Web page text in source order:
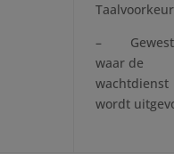
– Gewest
waar de
wachtdienst
wordt